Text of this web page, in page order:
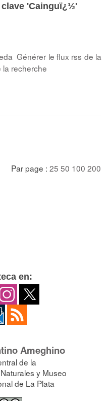
'Cainguï¿½'
Générer le flux rss de la
la recherche
Par page : 25 50 100 200
en:
Ameghino
de la
y Museo
de La Plata